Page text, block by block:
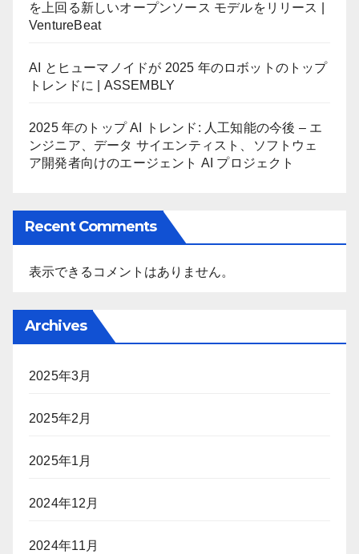
を上回る新しいオープンソース モデルをリリース |
VentureBeat
AI とヒューマノイドが 2025 年のロボットのトップ
トレンドに | ASSEMBLY
2025 年のトップ AI トレンド: 人工知能の今後 – エ
ンジニア、データ サイエンティスト、ソフトウェ
ア開発者向けのエージェント AI プロジェクト
Recent Comments
表示できるコメントはありません。
Archives
2025年3月
2025年2月
2025年1月
2024年12月
2024年11月